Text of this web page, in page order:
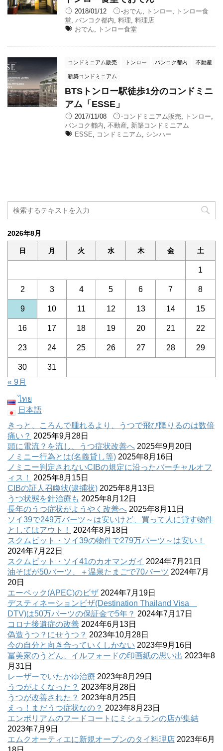
2018/01/12 -おでん トンロー
トンロー食
堂 バンコク都内 料理 料理店
おでん
トンロー食堂
コンドミニアム販売 トンロー バンコク都内 不動産
新築コンドミニアム
BTSトンロー駅徒歩1分のコンドミニ
アム「ESSE」
2017/11/08 -コンドミニアム販売 トンロー
バンコク都内 不動産
新築コンドミニアム
ESSE
コンドミニアム シンハー
2026年8月
日 月 火 水 木 金 土
1
2 3 4 5 6 7 8
9 10 11 12 13 14 15
16 17 18 19 20 21 22
23 24 25 26 27 28 29
30
31
« 9月
ไทย
日本語
きっと、ころんで腫れるより、うつで飛び降りるのは数倍
痛い？ 2025年9月28日
頭に電流？を流し、うつ症状改善へ 2025年9月20日
ノミニー行為とは(名義貸し等) 2025年8月16日
ノミニー判定されないCIBの規定に沿ったバーチャルオフ
ィス！
2025年8月15日
CIBの証人召喚状(逮捕状) 2025年8月13日
うつ状態を針治療も 2025年8月12日
長年のうつ症状がようやく改善へ 2025年8月11日
ソイ39で249万バーツ～は安いけど、買って人に貸す物件
としてはアウト！
2024年8月18日
スクムビット・ソイ39の物件で279万バーツ～は安い！
2024年7月22日
スクムビット・ソイ41のカオマンガイ 2024年7月21日
油そばが50バーツ、＋温泉たまごで70バーツ 2024年7月
20日
エーペック(APEC)のビザ 2024年7月19日
デスティネーションビザ(Destination Thailand Visa
DTV)は50万バーツの保証金で5年？ 2024年7月17日
コロナ後遺症の改善 2024年6月13日
偽造うつ？にせうつ？ 2023年10月28日
今の自分と向き合っていくしかない 2023年9月16日
冨美家のうどん、イルフォードの印画紙の思い出 2023年8
月31日
レーザーでいたかゆ治療 2023年8月29日
うつがよくなった？ 2023年8月28日
うつが改善された？ 2023年8月25日
えっ！まだうつ症状なの？ 2023年8月23日
エンポリアムのフードコートにミシュランの店が集結
2023年7月9日
エムクオーティエに新規オープンのタイ料理店 2023年6月